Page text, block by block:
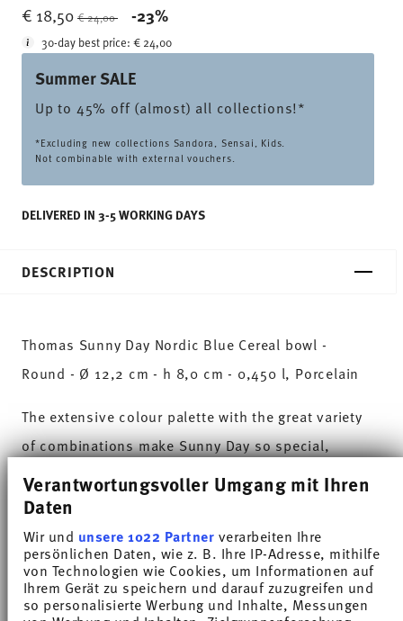
Verantwortungsvoller Umgang mit Ihren
Daten
Wir und unsere 1022 Partnerverarbeiten Ihre
persönlichen Daten, wie z. B. Ihre IP-Adresse, mithilfe
von Technologien wie Cookies, um Informationen auf
Ihrem Gerät zu speichern und darauf zuzugreifen und
so personalisierte Werbung und Inhalte, Messungen
€ 18,50 Price reduced from
€ 24,00 -23%
30-day best price:€ 24,00
Summer SALE
Up to 45% off (almost) all collections!*
*Excluding new collections Sandora, Sensai, Kids.
Not combinable with external vouchers.
DELIVERED IN 3-5 WORKING DAYS
DESCRIPTION
Thomas Sunny Day Nordic Blue Cereal bowl -
Round - Ø 12,2 cm - h 8,0 cm - 0,450 l, Porcelain
The extensive colour palette with the great variety
of combinations make Sunny Day so special,
allowing it to be used in cooking and kitchen
worlds of every kind. Sunny Day’s pleasing and
cheerful style ensures that every day is simply
unique.HAVE A SUNNY DAY!
With Scandinavian modernity and casualness, yet